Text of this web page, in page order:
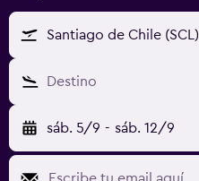
Santiago de Chile (SCL)
Destino
sáb. 5/9 - sáb. 12/9